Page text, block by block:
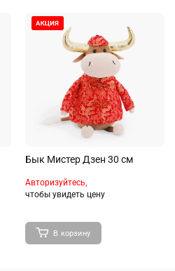
Бык Мистер Дзен 30 см
Авторизуйтесь,
чтобы увидеть цену
В корзину